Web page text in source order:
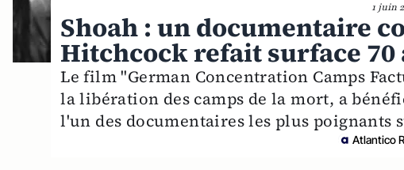
1 juin
Shoah : un documentaire
Hitchcock refait surface 70
Le film "German Concentration Camps
la libération des camps de la mort, a
l'un des documentaires les plus poignants
Atlantico